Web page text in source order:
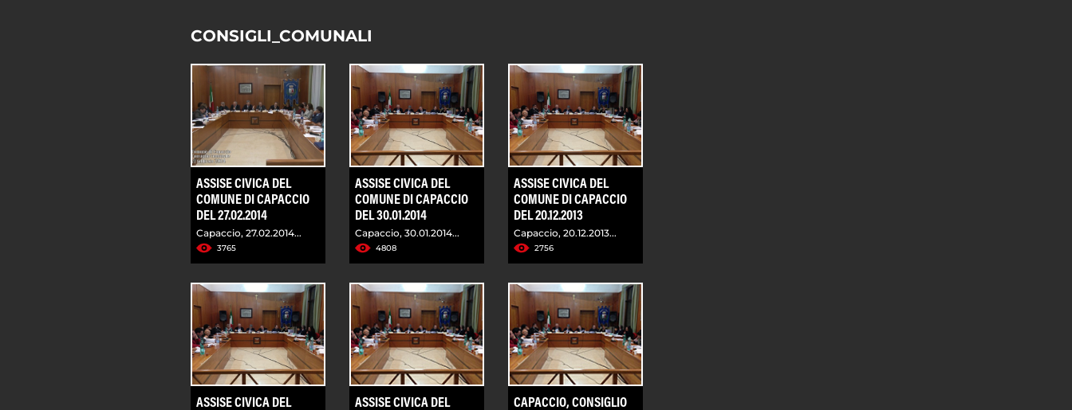
CONSIGLI_COMUNALI
ASSISE CIVICA DEL
COMUNE DI CAPACCIO
DEL 27.02.2014
Capaccio, 27.02.2014...
3765
ASSISE CIVICA DEL
COMUNE DI CAPACCIO
DEL 30.01.2014
Capaccio, 30.01.2014...
4808
ASSISE CIVICA DEL
COMUNE DI CAPACCIO
DEL 20.12.2013
Capaccio, 20.12.2013...
2756
ASSISE CIVICA DEL
ASSISE CIVICA DEL
CAPACCIO, CONSIGLIO